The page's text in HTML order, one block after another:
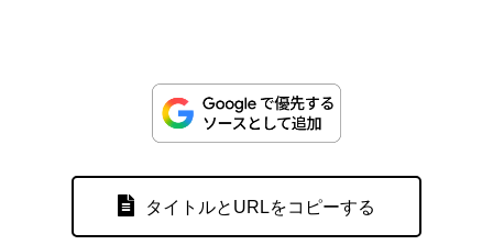
タイトルとURLをコピーする